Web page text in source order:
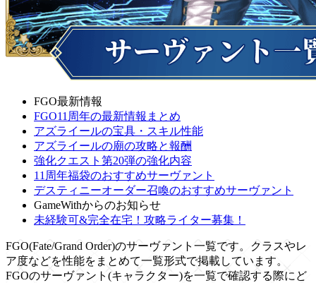
FGO最新情報
FGO11周年の最新情報まとめ
アズライールの宝具・スキル性能
アズライールの廟の攻略と報酬
強化クエスト第20弾の強化内容
11周年福袋のおすすめサーヴァント
デスティニーオーダー召喚のおすすめサーヴァント
GameWithからのお知らせ
未経験可&完全在宅！攻略ライター募集！
FGO(Fate/Grand Order)のサーヴァント一覧です。クラスやレ
ア度などを性能をまとめて一覧形式で掲載しています。
FGOのサーヴァント(キャラクター)を一覧で確認する際にど